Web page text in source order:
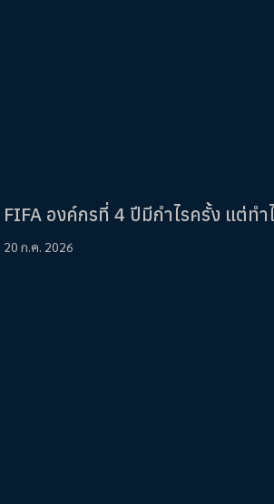
FIFA องค์กรที่ 4 ปีมีกำไรครั้ง แต่ทำ
20 ก.ค. 2026